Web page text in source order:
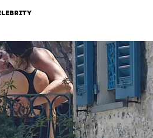
OBAVIJESTI